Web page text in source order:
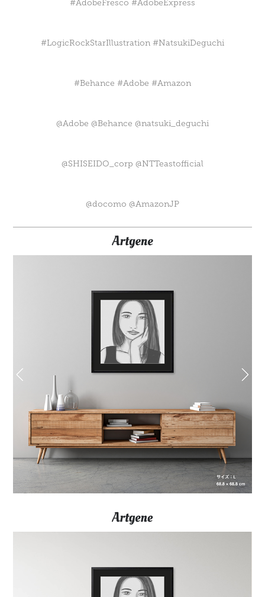
#AdobeFresco #AdobeExpress
#LogicRockStarIllustration #NatsukiDeguchi
#Behance #Adobe #Amazon
@Adobe @Behance @natsuki_deguchi
@SHISEIDO_corp @NTTeastofficial
@docomo @AmazonJP